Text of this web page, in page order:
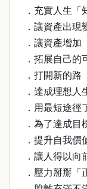
．充實人生「
．讓資產出現
．讓資產增加
．拓展自己
．打開新的路
．達成理想人
．用最短途徑
．為了達成目
．提升自我價
．讓人得以向
．壓力掰掰「